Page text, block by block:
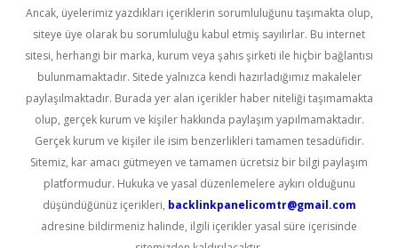
Ancak, üyelerimiz yazdıkları içeriklerin sorumluluğunu taşımakta olup,
siteye üye olarak bu sorumluluğu kabul etmiş sayılırlar. Bu internet
sitesi, herhangi bir marka, kurum veya şahıs şirketi ile hiçbir bağlantısı
bulunmamaktadır. Sitede yalnızca kendi hazırladığımız makaleler
paylaşılmaktadır. Burada yer alan içerikler haber niteliği taşımamakta
olup, gerçek kurum ve kişiler hakkında paylaşım yapılmamaktadır.
Gerçek kurum ve kişiler ile isim benzerlikleri tamamen tesadüfidir.
Sitemiz, kar amacı gütmeyen ve tamamen ücretsiz bir bilgi paylaşım
platformudur. Hukuka ve yasal düzenlemelere aykırı olduğunu
düşündüğünüz içerikleri, backlinkpanelicomtr@gmail.com
adresine bildirmeniz halinde, ilgili içerikler yasal süre içerisinde